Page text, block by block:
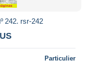
242. rsr-242
Particulier